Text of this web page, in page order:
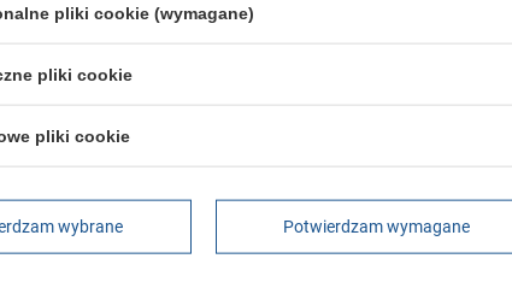
damskie sneakersy modne skórzane
damskie sneakersy modne wygodne
pliki cookie (wymagane)
pliki cookie
pliki cookie
wybrane Potwierdzam wymagane